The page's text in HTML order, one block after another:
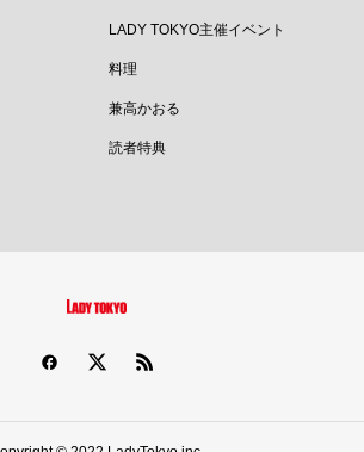
LADY TOKYO主催イベント
料理
兼高かおる
読者特典